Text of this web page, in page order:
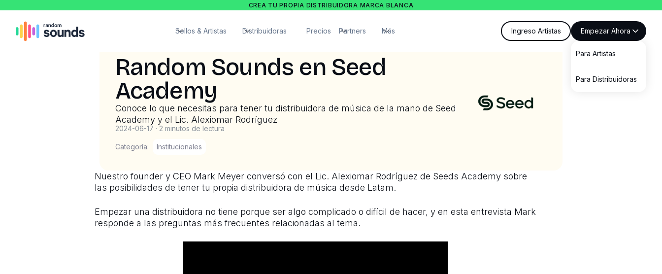
CREA TU PROPIA DISTRIBUIDORA MARCA BLANCA
Sellos & Artistas Distribuidoras Precios Partners Más Ingreso Artistas Empezar Ahora
Para Artistas
Para Distribuidoras
Random Sounds en Seed
Academy
Conoce lo que necesitas para tener tu distribuidora de música de la mano de Seed
Academy y el Lic. Alexiomar Rodríguez
2024-06-17 · 2 minutos de lectura
Categoría: Institucionales
Nuestro founder y CEO Mark Meyer conversó con el Lic. Alexiomar Rodríguez de Seeds Academy sobre
las posibilidades de tener tu propia distribuidora de música desde Latam.
Empezar una distribuidora no tiene porque ser algo complicado o difícil de hacer, y en esta entrevista Mark
responde a las preguntas más frecuentes relacionadas al tema.